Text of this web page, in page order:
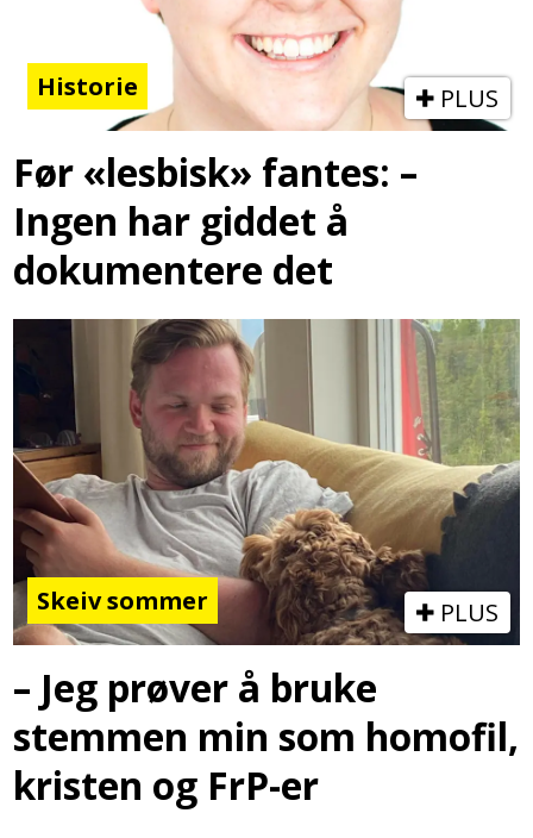
Historie PLUS
Før «lesbisk» fantes: –
Ingen har giddet å
dokumentere det
Skeiv sommer PLUS
– Jeg prøver å bruke
stemmen min som homofil,
kristen og FrP-er